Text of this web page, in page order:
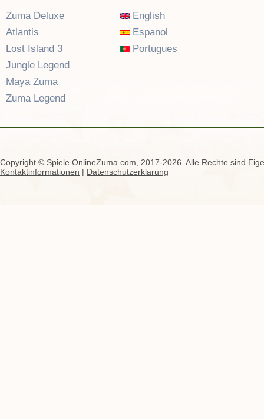
Zuma Deluxe
Atlantis
Lost Island 3
Jungle Legend
Maya Zuma
Zuma Legend
English
Espanol
Portugues
Copyright © Spiele.OnlineZuma.com , 2017-2026. Alle Rechte sind
Kontaktinformationen | Datenschutzerklarung